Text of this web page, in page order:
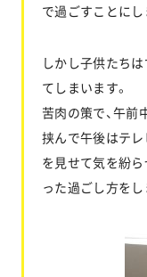
で過ごすことにし
しかし子供たち
てしまいます。
苦肉の策で、午前
挟んで午後はテ
を見せて気を紛
った過ごし方をし